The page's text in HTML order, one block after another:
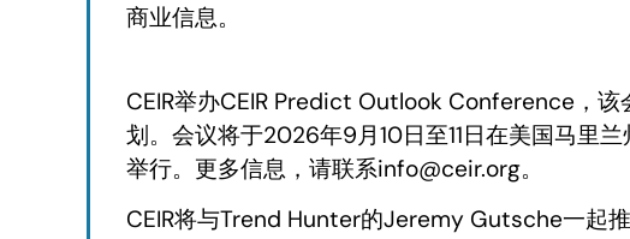
商业信息。
CEIR举办CEIR Predict Outlook Conference，
划。会议将于2026年9月10日至11日在美国马里
举行。更多信息，请联系info@ceir.org。
CEIR将与Trend Hunter的Jeremy Gutsche一起